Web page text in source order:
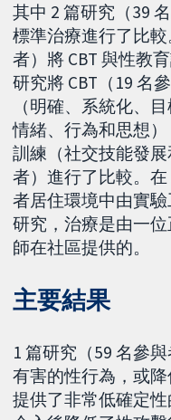
其中 2 篇研究（39
標準治療進行了比
者）將 CBT 與性教
研究將 CBT（19 名
（明確、系統化、
情緒、行為和思想
訓練（社交技能發
者）進行了比較。
者居住環境中由實
研究，治療是由一
師在社區提供的。
主要結果
1 篇研究（59 名參
有害的性行為，或
提供了非常低確定